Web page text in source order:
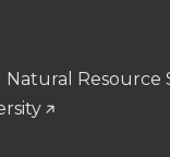
Resource